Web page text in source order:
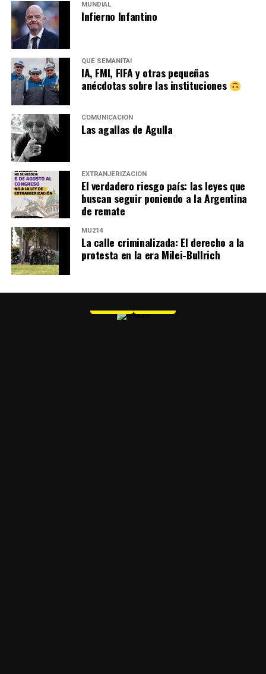
MUNDIAL
Infierno Infantino
QUÉ SEMANITA!
IA, FMI, FIFA y otras pequeñas
anécdotas sobre las instituciones
COMUNICACIÓN
Las agallas de Agulla
EXTRANJERIZACIÓN
El verdadero riesgo país: las leyes que
buscan seguir poniendo a la Argentina
de remate
MU214
La calle criminalizada: El derecho a la
protesta en la era Milei-Bullrich